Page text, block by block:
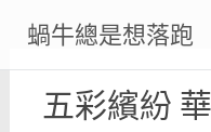
content
蝸牛總是想落跑
五彩繽紛